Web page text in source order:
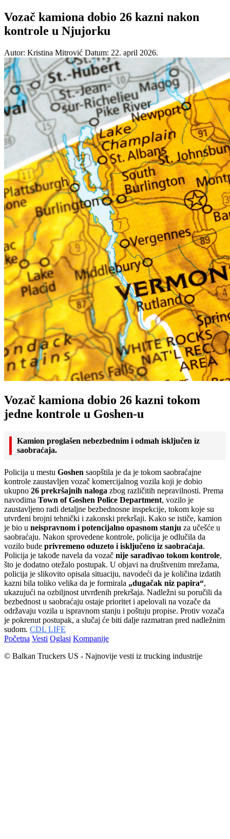
Vozač kamiona dobio 26 kazni nakon
kontrole u Njujorku
Autor: Kristina Mitrović Datum: 22. april 2026.
Vozač kamiona dobio 26 kazni tokom
jedne kontrole u Goshen-u
Kamion proglašen nebezbednim i odmah isključen iz
saobraćaja.
Policija u mestu Goshen saopštila je da je tokom saobraćajne
kontrole zaustavljen vozač komercijalnog vozila koji je dobio
ukupno 26 prekršajnih naloga zbog različitih nepravilnosti. Prema
navodima Town of Goshen Police Department, vozilo je
zaustavljeno radi detaljne bezbednosne inspekcije, tokom koje su
utvrđeni brojni tehnički i zakonski prekršaji. Kako se ističe, kamion
je bio u neispravnom i potencijalno opasnom stanju za učešće u
saobraćaju. Nakon sprovedene kontrole, policija je odlučila da
vozilo bude privremeno oduzeto i isključeno iz saobraćaja.
Policija je takođe navela da vozač nije sarađivao tokom kontrole,
što je dodatno otežalo postupak. U objavi na društvenim mrežama,
policija je slikovito opisala situaciju, navodeći da je količina izdatih
kazni bila toliko velika da je formirala „dugačak niz papira“,
ukazujući na ozbiljnost utvrđenih prekršaja. Nadležni su poručili da
bezbednost u saobraćaju ostaje prioritet i apelovali na vozače da
održavaju vozila u ispravnom stanju i poštuju propise. Protiv vozača
je pokrenut postupak, a slučaj će biti dalje razmatran pred nadležnim
sudom. CDL LIFE
Početna Vesti Oglasi Kompanije
© Balkan Truckers US - Najnovije vesti iz trucking industrije